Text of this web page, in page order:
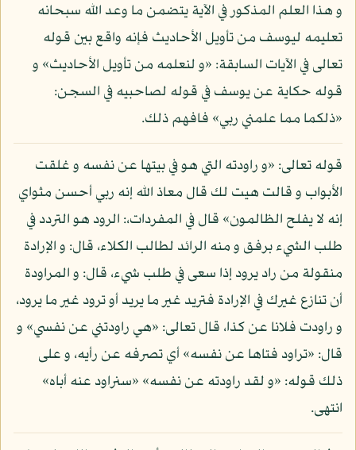
و هذا العلم المذكور في الآية يتضمن ما وعد الله سبحانه
تعليمه ليوسف من تأويل الأحاديث فإنه واقع بين قوله
تعالى في الآيات السابقة: «و لنعلمه من تأويل الأحاديث» و
قوله حكاية عن يوسف في قوله لصاحبيه في السجن:
«ذلكما مما علمني ربي» فافهم ذلك.
قوله تعالى: «و راودته التي هو في بيتها عن نفسه و غلقت
الأبواب و قالت هيت لك قال معاذ الله إنه ربي أحسن مثواي
إنه لا يفلح الظالمون» قال في المفردات،: الرود هو التردد في
طلب الشيء برفق و منه الرائد لطالب الكلاء، قال: و الإرادة
منقولة من راد يرود إذا سعى في طلب شيء، قال: و المراودة
أن تنازع غيرك في الإرادة فتريد غير ما يريد أو ترود غير ما يرود،
و راودت فلانا عن كذا، قال تعالى: «هي راودتني عن نفسي» و
قال: «تراود فتاها عن نفسه» أي تصرفه عن رأيه، و على
ذلك قوله: «و لقد راودته عن نفسه» «سنراود عنه أباه»
انتهى.